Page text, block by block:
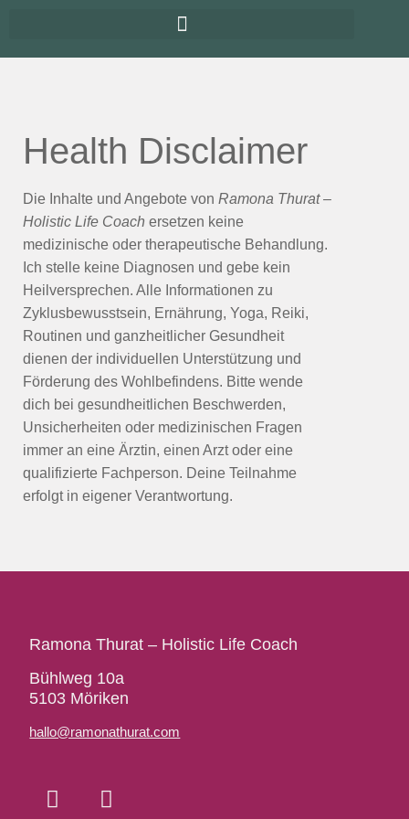
Health Disclaimer
Die Inhalte und Angebote von Ramona Thurat –
Holistic Life Coach ersetzen keine
medizinische oder therapeutische Behandlung.
Ich stelle keine Diagnosen und gebe kein
Heilversprechen. Alle Informationen zu
Zyklusbewusstsein, Ernährung, Yoga, Reiki,
Routinen und ganzheitlicher Gesundheit
dienen der individuellen Unterstützung und
Förderung des Wohlbefindens. Bitte wende
dich bei gesundheitlichen Beschwerden,
Unsicherheiten oder medizinischen Fragen
immer an eine Ärztin, einen Arzt oder eine
qualifizierte Fachperson. Deine Teilnahme
erfolgt in eigener Verantwortung.
Ramona Thurat – Holistic Life Coach
Bühlweg 10a
5103 Möriken
hallo@ramonathurat.com